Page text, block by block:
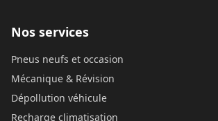
Nos services
Pneus neufs et occasion
Mécanique & Révision
Dépollution véhicule
Recharge climatisation